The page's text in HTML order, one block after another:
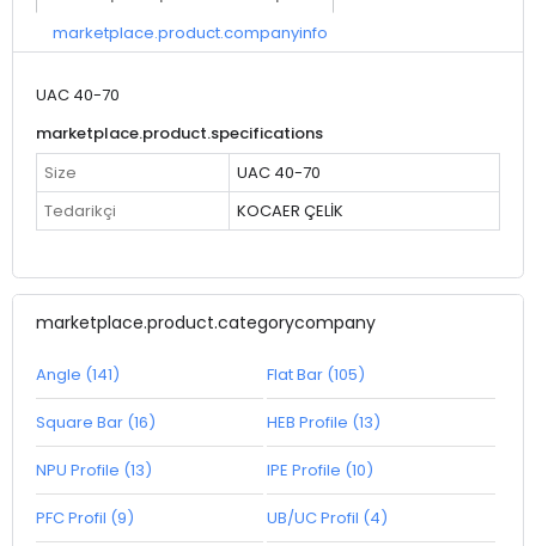
marketplace.product.companyinfo
UAC 40-70
marketplace.product.specifications
Size
UAC 40-70
Tedarikçi
KOCAER ÇELİK
marketplace.product.categorycompany
Angle (141) Flat Bar (105)
Square Bar (16) HEB Profile (13)
NPU Profile (13) IPE Profile (10)
PFC Profil (9) UB/UC Profil (4)